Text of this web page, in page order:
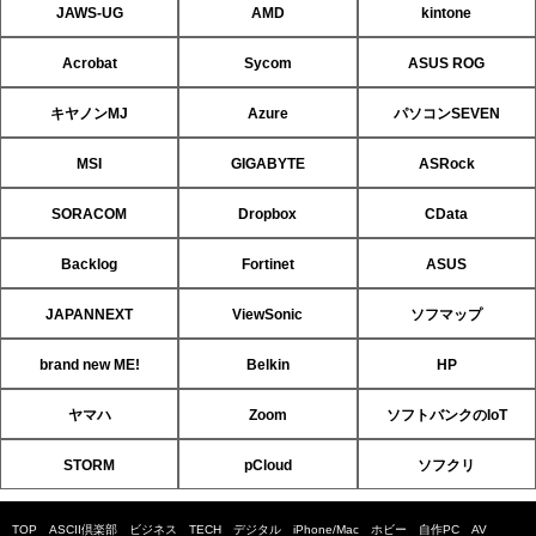
JAWS-UG AMD kintone
Acrobat Sycom ASUS ROG
キヤノンMJ Azure パソコンSEVEN
MSI GIGABYTE ASRock
SORACOM Dropbox CData
Backlog Fortinet ASUS
JAPANNEXT ViewSonic ソフマップ
brand new ME! Belkin HP
ヤマハ Zoom ソフトバンクのIoT
STORM pCloud ソフクリ
TOP ASCII倶楽部 ビジネス TECH デジタル iPhone/Mac ホビー 自作PC AV